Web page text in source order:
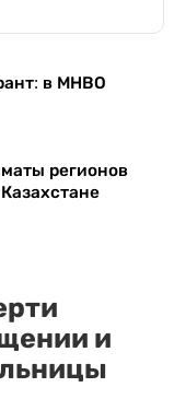
в МНВО
регионов
и